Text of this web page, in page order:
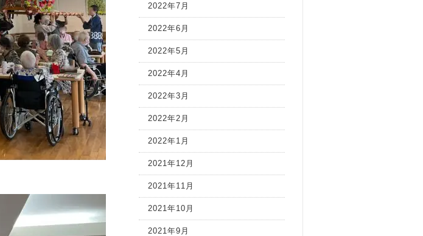
2022年7月
2022年6月
2022年5月
2022年4月
2022年3月
2022年2月
2022年1月
2021年12月
2021年11月
2021年10月
2021年9月